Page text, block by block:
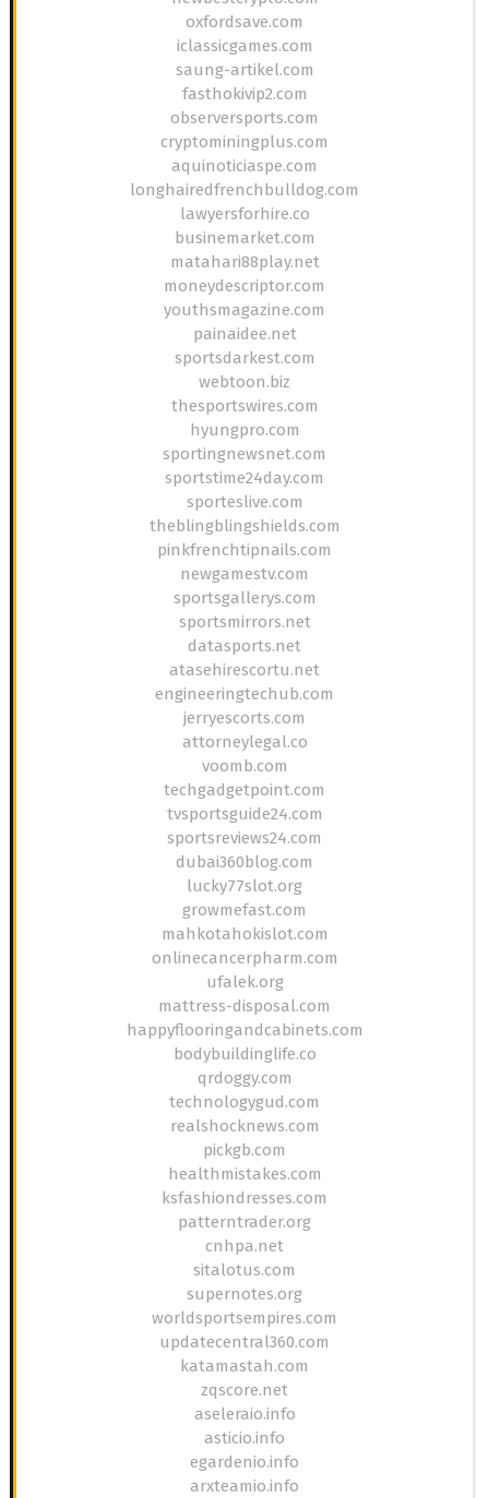
oxfordsave.com
iclassicgames.com
saung-artikel.com
fasthokivip2.com
observersports.com
cryptominingplus.com
aquinoticiaspe.com
longhairedfrenchbulldog.com
lawyersforhire.co
businemarket.com
matahari88play.net
moneydescriptor.com
youthsmagazine.com
painaidee.net
sportsdarkest.com
webtoon.biz
thesportswires.com
hyungpro.com
sportingnewsnet.com
sportstime24day.com
sporteslive.com
theblingblingshields.com
pinkfrenchtipnails.com
newgamestv.com
sportsgallerys.com
sportsmirrors.net
datasports.net
atasehirescortu.net
engineeringtechub.com
jerryescorts.com
attorneylegal.co
voomb.com
techgadgetpoint.com
tvsportsguide24.com
sportsreviews24.com
dubai360blog.com
lucky77slot.org
growmefast.com
mahkotahokislot.com
onlinecancerpharm.com
ufalek.org
mattress-disposal.com
happyflooringandcabinets.com
bodybuildinglife.co
qrdoggy.com
technologygud.com
realshocknews.com
pickgb.com
healthmistakes.com
ksfashiondresses.com
patterntrader.org
cnhpa.net
sitalotus.com
supernotes.org
worldsportsempires.com
updatecentral360.com
katamastah.com
zqscore.net
aseleraio.info
asticio.info
egardenio.info
arxteamio.info